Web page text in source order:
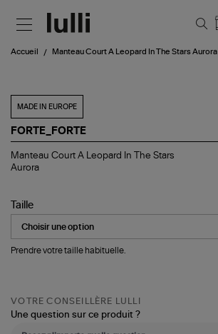
Accueil Manteau Court A Leopard In The Stars Aurora
MADE IN EUROPE
FORTE_FORTE
Manteau
Court
In
The
Stars
Aurora
Manteau Court A Leopard In The Stars
Aurora
Taille
Prendre votre taille habituelle.
VOTRE CONSEILLÈRE LULLI
Une question sur ce produit ?